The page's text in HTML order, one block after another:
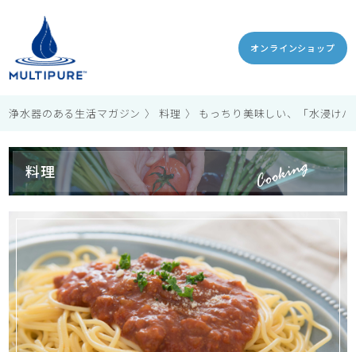
オンラインショップ
浄水器のある生活マガジン 料理 もっちり美味しい、「水浸け
料理